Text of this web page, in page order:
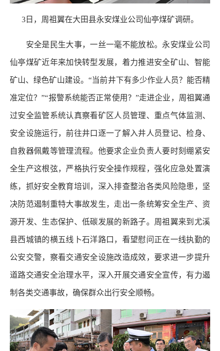
3日，周祖翼在大田县永安煤业公司仙亭煤矿调研。
安全是民生大事，一丝一毫不能放松。永安煤业公司
仙亭煤矿近年来加快转型发展，着力推进安全矿山、智能
矿山、绿色矿山建设。“当前井下有多少作业人员？能否精
准定位？”“报警系统能否正常使用？”走进企业，周祖翼通
过安全监管系统认真察看矿区人员管理、重点气体监测、
安全设施运行，前往井口逐一了解入井人员登记、检身、
自救器佩戴等管理流程。他要求企业负责人要时刻绷紧安
全生产这根弦，严格执行安全操作规程，强化应急处置演
练，抓好安全教育培训，深入排查整治各类风险隐患，坚
决防范遏制重特大事故发生，走出一条统筹安全生产、资
源开发、生态保护、低碳发展的新路子。周祖翼来到尤溪
县西城镇的横五线卜石洋路口，看望慰问正在一线执勤的
公安交警，察看交通安全设施改造成效，要求进一步提升
道路交通安全治理水平，深入开展交通安全宣传，有力遏
制各类交通事故，确保群众出行安全顺畅。